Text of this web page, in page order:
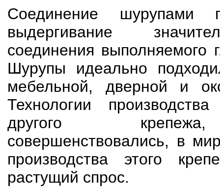
Соединение шурупами
выдергивание
соединения выполняемого
Шурупы идеально
мебельной, дверной и
Технологии
другого
совершенствовались, в
производства этого
растущий спрос.